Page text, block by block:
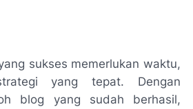
sukses memerlukan waktu,
yang tepat. Dengan
blog yang sudah berhasil,